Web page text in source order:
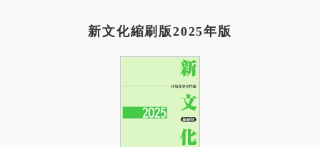
新文化縮刷版2025年版